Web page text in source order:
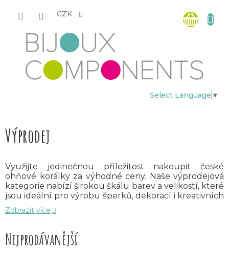
CZK
Select Language ▼
košík
Výprodej
Využijte jedinečnou příležitost nakoupit české
ohňové korálky za výhodné ceny. Naše výprodejová
kategorie nabízí širokou škálu barev a velikostí, které
jsou ideální pro výrobu šperků, dekorací i kreativních
projektů.
Zobrazit více
Nejprodávanější